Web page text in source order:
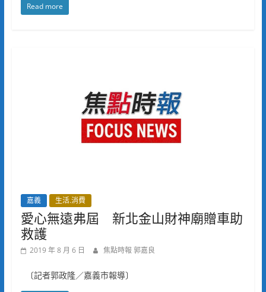
Read more
嘉義 生活.消費
愛心無遠弗屆 新北金山財神廟贈車助
救護
2019 年 8 月 6 日 焦點時報 郭嘉良
〔記者郭政隆／嘉義市報導〕